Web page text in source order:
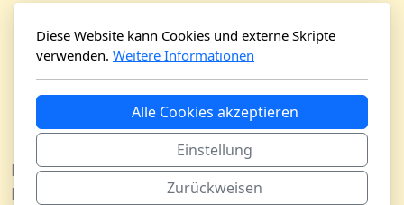
Physiognomie und Charakter 2026
Physiognomie und Charakter 2025
Physiognomie und Charakter 2024
Physiognomie und Charakter 2023
Physiognomie und Charakter 2022
Häufig gestellte Fragen (FAQ)
Kontakt
Diese Website kann Cookies und externe Skripte
verwenden. Weitere Informationen
Alle Cookies akzeptieren
Einstellung
Zurückweisen